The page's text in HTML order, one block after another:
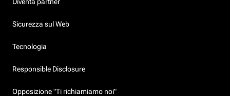
Sicurezza sul Web
Tecnologia
Responsible Disclosure
Opposizione "Ti richiamiamo noi"